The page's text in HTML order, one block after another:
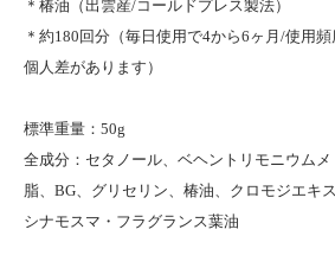
＊椿油（出雲産/コールドプレス製法）
＊約180回分（毎日使用で4から6ヶ月/使用
個人差があります）
標準重量：50g
全成分：セタノール、ベヘントリモニウム
脂、BG、グリセリン、椿油、クロモジエキ
シナモスマ・フラグランス葉油